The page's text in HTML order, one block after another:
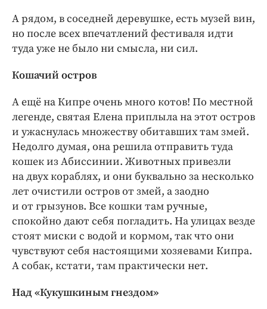
А рядом, в соседней деревушке, есть музей вин,
но после всех впечатлений фестиваля идти
туда уже не было ни смысла, ни сил.
Кошачий остров
А ещё на Кипре очень много котов! По местной
легенде, святая Елена приплыла на этот остров
и ужаснулась множеству обитавших там змей.
Недолго думая, она решила отправить туда
кошек из Абиссинии. Животных привезли
на двух кораблях, и они буквально за несколько
лет очистили остров от змей, а заодно
и от грызунов. Все кошки там ручные,
спокойно дают себя погладить. На улицах везде
стоят миски с водой и кормом, так что они
чувствуют себя настоящими хозяевами Кипра.
А собак, кстати, там практически нет.
Над «Кукушкиным гнездом»